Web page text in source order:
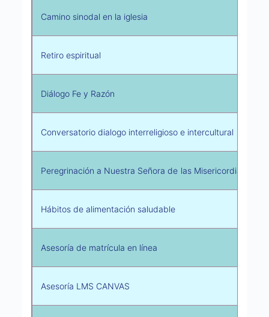
Camino sinodal en la iglesia
Retiro espiritual
Diálogo Fe y Razón
Conversatorio dialogo interreligioso e intercultural
Peregrinación a Nuestra Señora de las Misericordias
Hábitos de alimentación saludable
Asesoría de matrícula en línea
Asesoría LMS CANVAS